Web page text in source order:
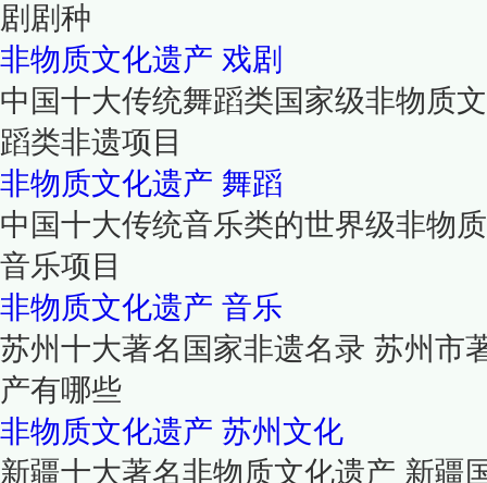
剧剧种
非物质文化遗产 戏剧
中国十大传统舞蹈类国家级非物质
蹈类非遗项目
非物质文化遗产 舞蹈
中国十大传统音乐类的世界级非物
音乐项目
非物质文化遗产 音乐
苏州十大著名国家非遗名录 苏州市
产有哪些
非物质文化遗产 苏州文化
新疆十大著名非物质文化遗产 新疆